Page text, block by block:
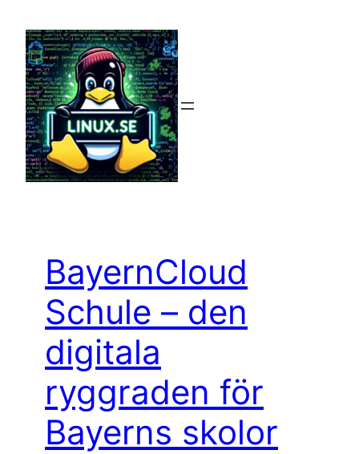
innehåll
BayernCloud
Schule – den
digitala
ryggraden för
Bayerns skolor